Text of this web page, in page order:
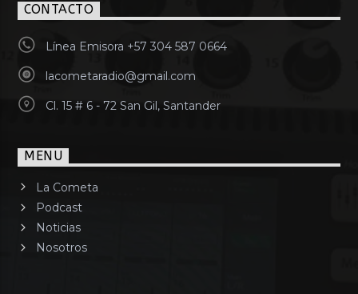
CONTACTO
Línea Emisora +57 304 587 0664
lacometaradio@gmail.com
Cl. 15 # 6 - 72 San Gil, Santander
MENU
La Cometa
Podcast
Noticias
Nosotros